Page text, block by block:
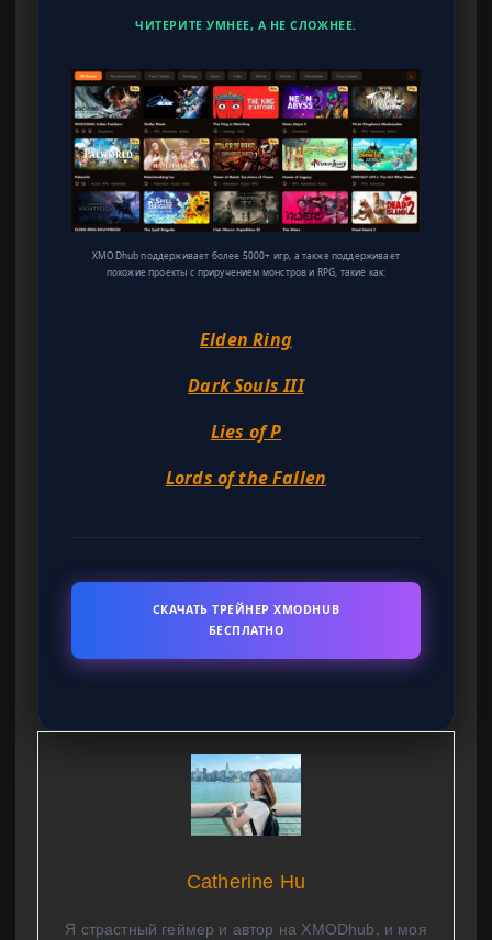
ЧИТЕРИТЕ УМНЕЕ, А НЕ СЛОЖНЕЕ.
XMODhub поддерживает более 5000+ игр, а также поддерживает
похожие проекты с приручением монстров и RPG, такие как:
Elden Ring
Dark Souls III
Lies of P
Lords of the Fallen
СКАЧАТЬ ТРЕЙНЕР XMODHUB
БЕСПЛАТНО
Catherine Hu
Я страстный геймер и автор на XMODhub, и моя